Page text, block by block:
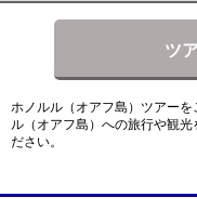
ホノルル（オアフ島） ツアーを
ル（オアフ島） への旅行や観光
ださい。
ツ